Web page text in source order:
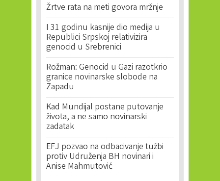
Žrtve rata na meti govora mržnje
I 31 godinu kasnije dio medija u
Republici Srpskoj relativizira
genocid u Srebrenici
Rožman: Genocid u Gazi razotkrio
granice novinarske slobode na
Zapadu
Kad Mundijal postane putovanje
života, a ne samo novinarski
zadatak
EFJ pozvao na odbacivanje tužbi
protiv Udruženja BH novinari i
Anise Mahmutović